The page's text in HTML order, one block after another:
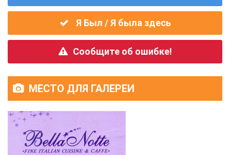
Я Был / Я была здесь
Сообщите об ошибке!
МЕСТО ДЛЯ ГАЛЕРЕИ